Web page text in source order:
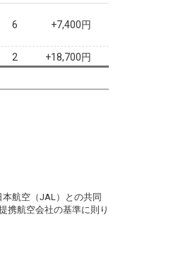
6 +7,400円
2 +18,700円
+2,300円
航空（JAL）との共同
携航空会社の基準に則り